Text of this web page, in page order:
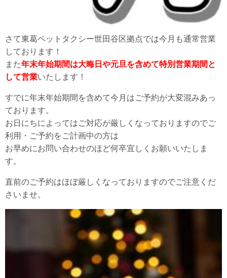
さて東葛ペットタクシー世田谷区拠点では今月も通常営業
しております！
また年末年始期間は大晦日や元旦を含めて特別営業期間と
して営業いたします！
すでに年末年始期間を含めて今月はご予約が大変混みあっ
ております。
お日にちによってはご対応が厳しくなっておりますのでご
利用・ご予約をご計画中の方は
お早めにお問い合わせのほど何卒宜しくお願いいたしま
す。
直前のご予約はほぼ厳しくなっておりますのでご注意くだ
さいませ。